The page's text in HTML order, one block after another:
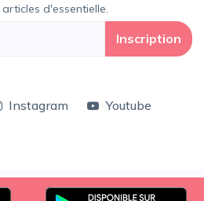
d'essentielle.
Inscription
Instagram Youtube